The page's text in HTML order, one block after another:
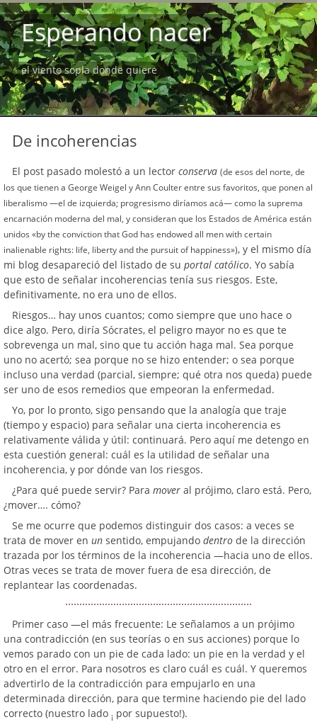
Esperando nacer
el viento sopla donde quiere
De incoherencias
El post pasado molestó a un lector conserva (de esos del norte, de
los que tienen a George Weigel y Ann Coulter entre sus favoritos, que ponen al
liberalismo —el de izquierda; progresismo diríamos acá— como la suprema
encarnación moderna del mal, y consideran que los Estados de América están
unidos «by the conviction that God has endowed all men with certain
inalienable rights: life, liberty and the pursuit of happiness»), y el mismo día
mi blog desapareció del listado de su portal católico. Yo sabía
que esto de señalar incoherencias tenía sus riesgos. Este,
definitivamente, no era uno de ellos.
Riesgos… hay unos cuantos; como siempre que uno hace o
dice algo. Pero, diría Sócrates, el peligro mayor no es que te
sobrevenga un mal, sino que tu acción haga mal. Sea porque
uno no acertó; sea porque no se hizo entender; o sea porque
incluso una verdad (parcial, siempre; qué otra nos queda) puede
ser uno de esos remedios que empeoran la enfermedad.
Yo, por lo pronto, sigo pensando que la analogía que traje
(tiempo y espacio) para señalar una cierta incoherencia es
relativamente válida y útil: continuará. Pero aquí me detengo en
esta cuestión general: cuál es la utilidad de señalar una
incoherencia, y por dónde van los riesgos.
¿Para qué puede servir? Para mover al prójimo, claro está. Pero,
¿mover…. cómo?
Se me ocurre que podemos distinguir dos casos: a veces se
trata de mover en un sentido, empujando dentro de la dirección
trazada por los términos de la incoherencia —hacia uno de ellos.
Otras veces se trata de mover fuera de esa dirección, de
replantear las coordenadas.
Primer caso —el más frecuente: Le señalamos a un prójimo
una contradicción (en sus teorías o en sus acciones) porque lo
vemos parado con un pie de cada lado: un pie en la verdad y el
otro en el error. Para nosotros es claro cuál es cuál. Y queremos
advertirlo de la contradicción para empujarlo en una
determinada dirección, para que termine haciendo pie del lado
correcto (nuestro lado ¡ por supuesto!).